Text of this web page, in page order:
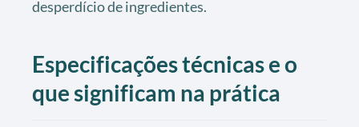
desperdício de ingredientes.
Especificações técnicas e o
que significam na prática